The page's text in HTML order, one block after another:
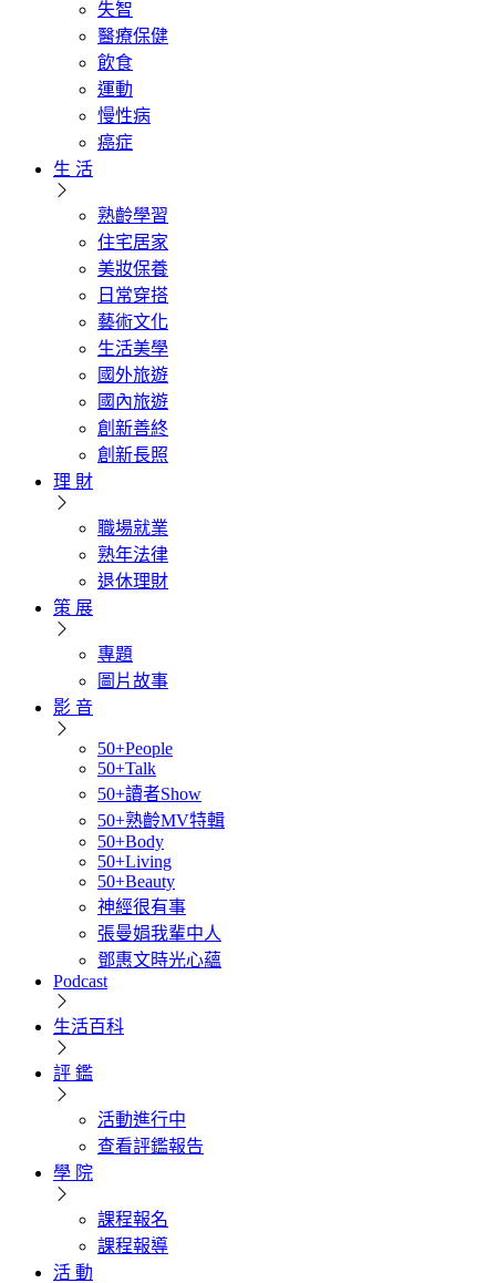
失智
醫療保健
飲食
運動
慢性病
癌症
生 活
熟齡學習
住宅居家
美妝保養
日常穿搭
藝術文化
生活美學
國外旅遊
國內旅遊
創新善終
創新長照
理 財
職場就業
熟年法律
退休理財
策 展
專題
圖片故事
影 音
50+People
50+Talk
50+讀者Show
50+熟齡MV特輯
50+Body
50+Living
50+Beauty
神經很有事
張曼娟我輩中人
鄧惠文時光心蘊
Podcast
生活百科
評 鑑
活動進行中
查看評鑑報告
學 院
課程報名
課程報導
活 動